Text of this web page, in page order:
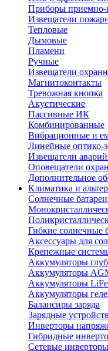
Приборы приемно-
Извещатели
Тепловые
Дымовые
Пламени
Ручные
Извещатели
Магнитоконтакты
Тревожная кнопка
Акустические
Пассивные ИК
Комбинированные
Вибрационные и
Линейные оптико-
Извещатели
Оповещатели
Дополнительное
Климатика и
Солнечные батареи
Гибкие солнечные
Аксессуары для
Крепежные
Аккумуляторы
Аккумуляторы
Аккумуляторы
Аккумуляторы
Балансиры заряда
Зарядные
Инверторы
Гибридные
Сетевые инверторы